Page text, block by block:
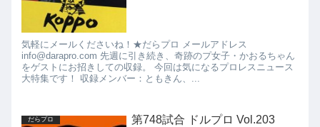
気軽にメールくださいね！★だらプロ メールアドレス
info@darapro.com 先週に引き続き、奇跡のプ女子・かおるちゃん
をゲストにお招きしての収録。 今回は気になるプロレスニュース
大特集です！ 収録メンバー：ともきん、...
だらプロ 第748試合 ドルプロ Vol.203